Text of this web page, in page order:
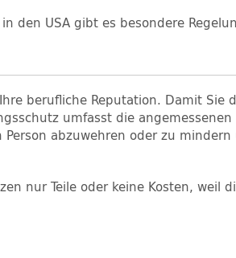
den USA gibt es besondere
berufliche Reputation. Damit
umfasst die
abzuwehren oder zu
nur Teile oder keine Kosten, weil